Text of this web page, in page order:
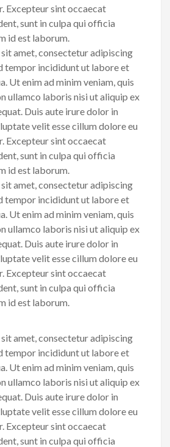
Excepteur sint occaecat
sunt in culpa qui officia
id est laborum.
amet, consectetur adipiscing
tempor incididunt ut labore et
Ut enim ad minim veniam, quis
ullamco laboris nisi ut aliquip ex
Duis aute irure dolor in
velit esse cillum dolore eu
Excepteur sint occaecat
sunt in culpa qui officia
id est laborum.
amet, consectetur adipiscing
tempor incididunt ut labore et
Ut enim ad minim veniam, quis
ullamco laboris nisi ut aliquip ex
Duis aute irure dolor in
velit esse cillum dolore eu
Excepteur sint occaecat
sunt in culpa qui officia
id est laborum.
amet, consectetur adipiscing
tempor incididunt ut labore et
Ut enim ad minim veniam, quis
ullamco laboris nisi ut aliquip ex
Duis aute irure dolor in
velit esse cillum dolore eu
Excepteur sint occaecat
sunt in culpa qui officia